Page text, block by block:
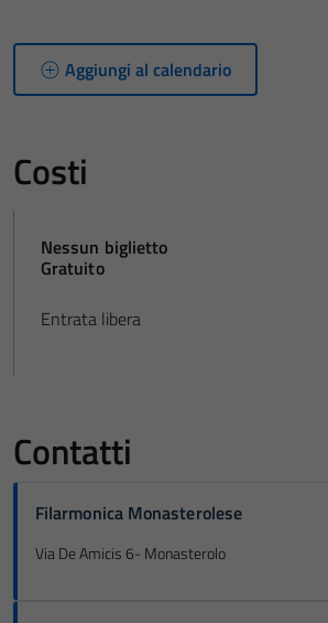
Aggiungi al calendario
Costi
Nessun biglietto
Gratuito
Entrata libera
Contatti
Filarmonica Monasterolese
Via De Amicis 6- Monasterolo